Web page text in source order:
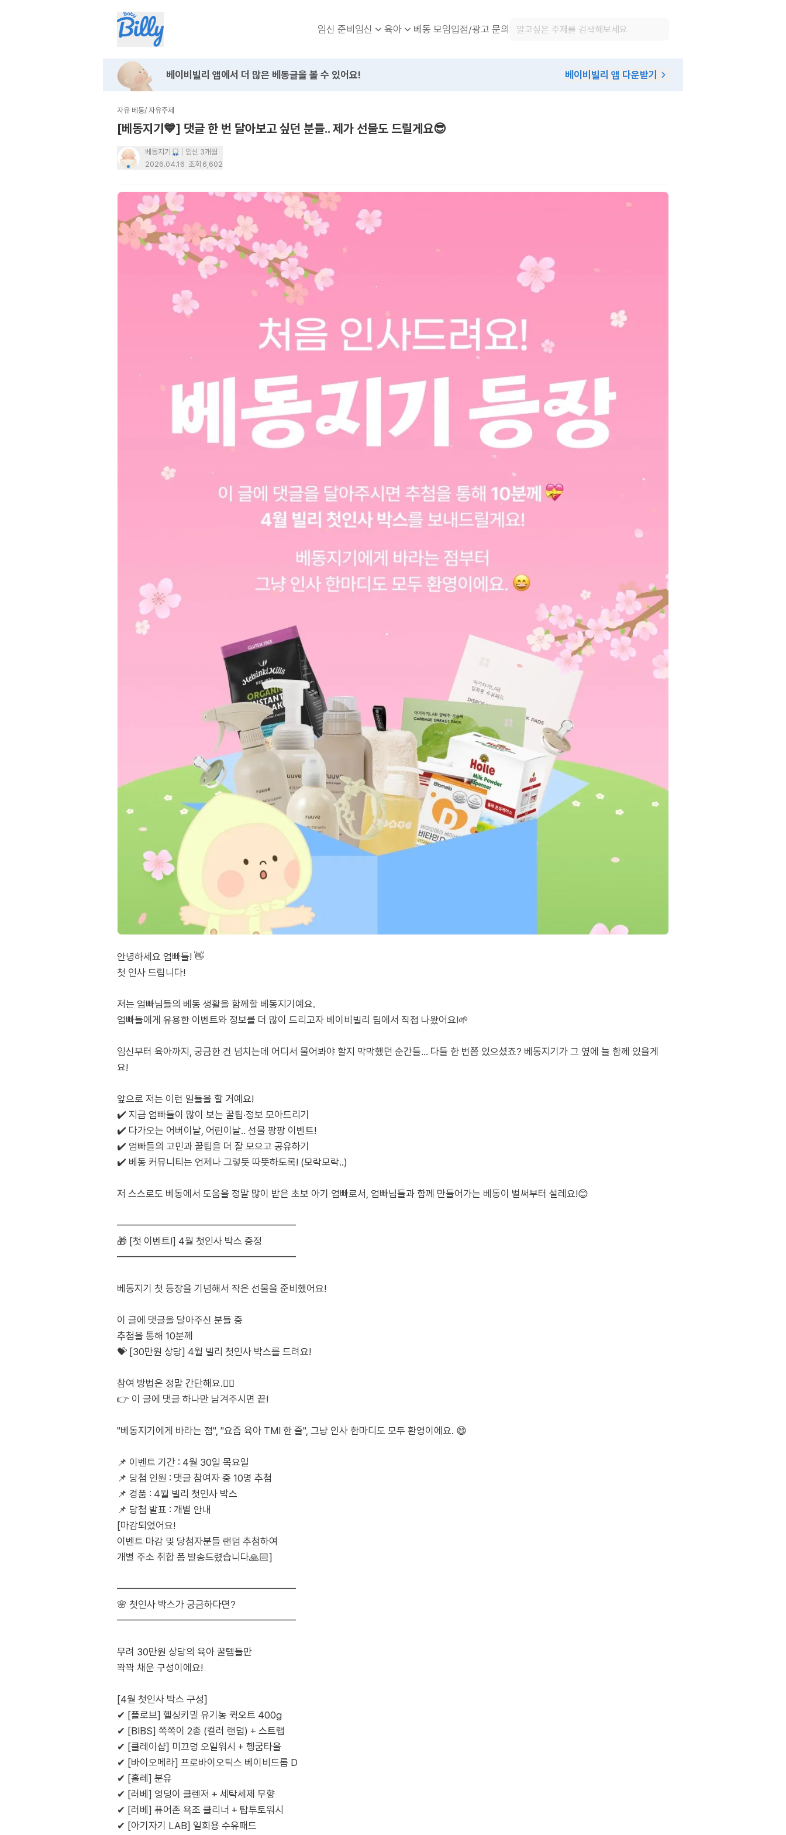
임신 준비임신 육아 베동 모임입점/광고 문의
베이비빌리 앱에서 더 많은 베동글을 볼 수 있어요! 베이비빌리 앱 다운받기
자유 베동/ 자유주제
[베동지기💙] 댓글 한 번 달아보고 싶던 분들.. 제가 선물도 드릴게요😎
베동지기
임신 3개월
2026.04.16 조회 6,602
안녕하세요 엄빠들! 👋
첫 인사 드립니다!
저는 엄빠님들의 베동 생활을 함께할 베동지기예요.
엄빠들에게 유용한 이벤트와 정보를 더 많이 드리고자 베이비빌리 팀에서 직접 나왔어요!🌱
임신부터 육아까지, 궁금한 건 넘치는데 어디서 물어봐야 할지 막막했던 순간들... 다들 한 번쯤 있으셨죠? 베동지기가 그 옆에 늘 함께 있을게
요!
앞으로 저는 이런 일들을 할 거예요!
✔️ 지금 엄빠들이 많이 보는 꿀팁·정보 모아드리기
✔️ 다가오는 어버이날, 어린이날.. 선물 팡팡 이벤트!
✔️ 엄빠들의 고민과 꿀팁을 더 잘 모으고 공유하기
✔️ 베동 커뮤니티는 언제나 그렇듯 따뜻하도록! (모락모락..)
저 스스로도 베동에서 도움을 정말 많이 받은 초보 아기 엄빠로서, 엄빠님들과 함께 만들어가는 베동이 벌써부터 설레요!😊
━━━━━━━━━━━━━━━━━━
🎁 [첫 이벤트!] 4월 첫인사 박스 증정
━━━━━━━━━━━━━━━━━━
베동지기 첫 등장을 기념해서 작은 선물을 준비했어요!
이 글에 댓글을 달아주신 분들 중
추첨을 통해 10분께
💝 [30만원 상당] 4월 빌리 첫인사 박스를 드려요!
참여 방법은 정말 간단해요.❤️‍🔥
👉 이 글에 댓글 하나만 남겨주시면 끝!
"베동지기에게 바라는 점", "요즘 육아 TMI 한 줄", 그냥 인사 한마디도 모두 환영이에요. 😄
📌 이벤트 기간 : 4월 30일 목요일
📌 당첨 인원 : 댓글 참여자 중 10명 추첨
📌 경품 : 4월 빌리 첫인사 박스
📌 당첨 발표 : 개별 안내
[마감되었어요!
이벤트 마감 및 당첨자분들 랜덤 추첨하여
개별 주소 취합 폼 발송드렸습니다🙏🏻]
━━━━━━━━━━━━━━━━━━
🌸 첫인사 박스가 궁금하다면?
━━━━━━━━━━━━━━━━━━
무려 30만원 상당의 육아 꿀템들만
꽉꽉 채운 구성이에요!
[4월 첫인사 박스 구성]
✔ [플로브] 헬싱키밀 유기농 퀵오트 400g
✔ [BIBS] 쪽쪽이 2종 (컬러 랜덤) + 스트랩
✔ [클레이샵] 미끄덩 오일워시 + 헹굼타올
✔ [바이오메라] 프로바이오틱스 베이비드롭 D
✔ [홀레] 분유
✔ [러베] 엉덩이 클렌저 + 세탁세제 무향
✔ [러베] 퓨어존 욕조 클리너 + 탑투토워시
✔ [아기자기 LAB] 일회용 수유패드